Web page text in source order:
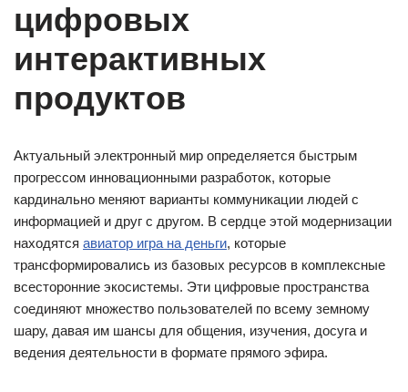
цифровых
интерактивных
продуктов
Актуальный электронный мир определяется быстрым
прогрессом инновационными разработок, которые
кардинально меняют варианты коммуникации людей с
информацией и друг с другом. В сердце этой модернизации
находятся авиатор игра на деньги, которые
трансформировались из базовых ресурсов в комплексные
всесторонние экосистемы. Эти цифровые пространства
соединяют множество пользователей по всему земному
шару, давая им шансы для общения, изучения, досуга и
ведения деятельности в формате прямого эфира.